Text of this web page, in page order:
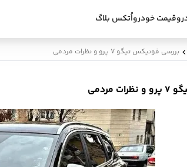
قیمت خودرواُتکس بلاگ
بررسی فونیکس تیگو ۷ پرو و نظرات مردمی